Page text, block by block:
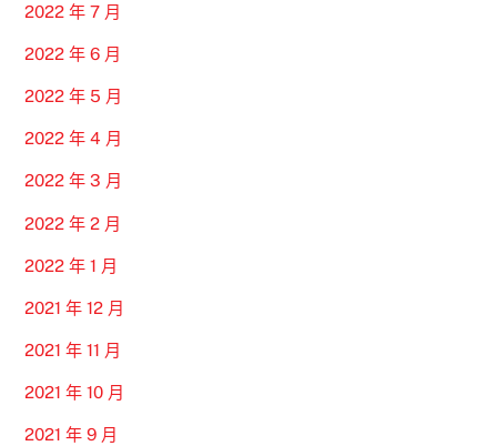
2022 年 7 月
2022 年 6 月
2022 年 5 月
2022 年 4 月
2022 年 3 月
2022 年 2 月
2022 年 1 月
2021 年 12 月
2021 年 11 月
2021 年 10 月
2021 年 9 月